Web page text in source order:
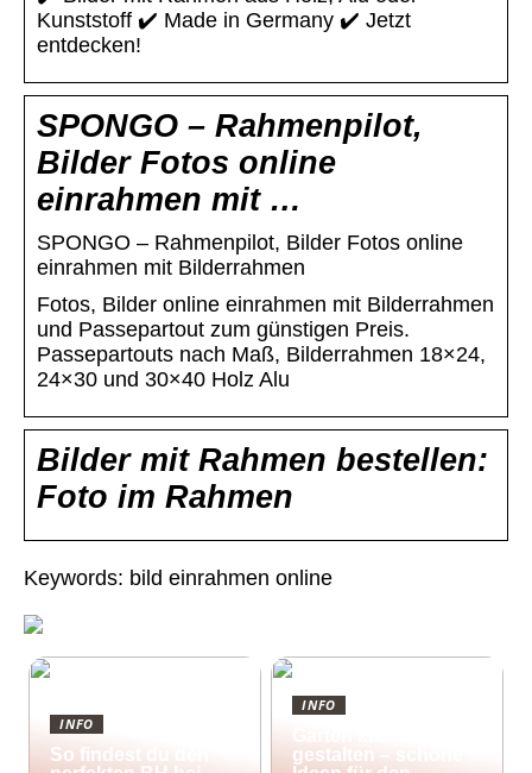
Kunststoff ✔️ Made in Germany ✔️ Jetzt
entdecken!
SPONGO – Rahmenpilot,
Bilder Fotos online
einrahmen mit …
SPONGO – Rahmenpilot, Bilder Fotos online
einrahmen mit Bilderrahmen
Fotos, Bilder online einrahmen mit Bilderrahmen
und Passepartout zum günstigen Preis.
Passepartouts nach Maß, Bilderrahmen 18×24,
24×30 und 30×40 Holz Alu
Bilder mit Rahmen bestellen:
Foto im Rahmen
Keywords: bild einrahmen online
INFO
So findest du den
INFO
gestalten – schöne